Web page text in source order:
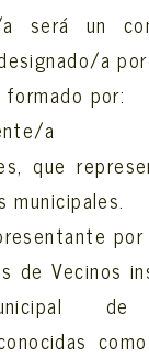
será un
a
por:
a
que
por
de Vecinos
de